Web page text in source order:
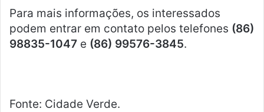
Para mais informações, os interessados
podem entrar em contato pelos telefones (86)
98835-1047 e (86) 99576-3845.
Fonte: Cidade Verde.